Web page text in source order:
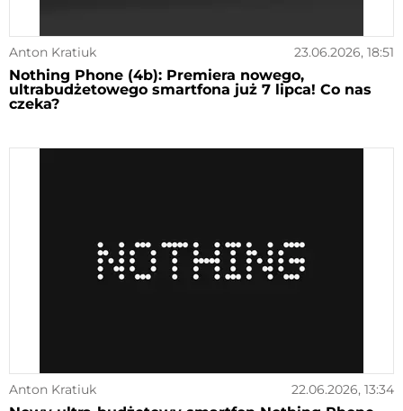
Anton Kratiuk 23.06.2026, 18:51
Nothing Phone (4b): Premiera nowego,
ultrabudżetowego smartfona już 7 lipca! Co nas
czeka?
Anton Kratiuk 22.06.2026, 13:34